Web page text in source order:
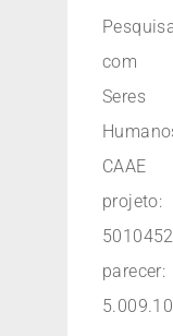
com
Seres
CAAE
projeto:
parecer: